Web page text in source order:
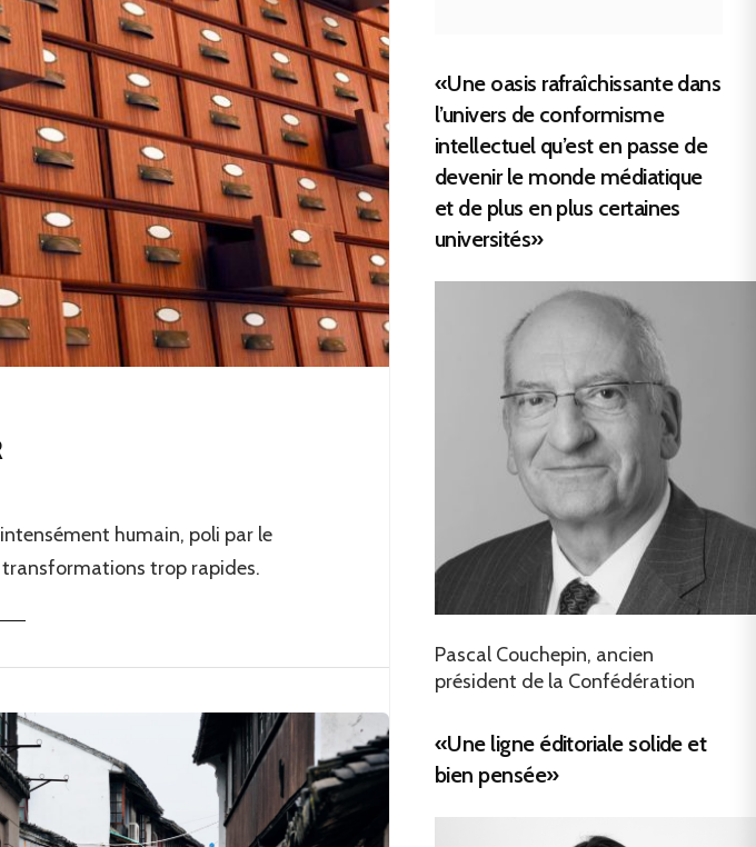
humain, poli par le
transformations trop rapides.
«Une oasis rafraîchissante dans
l’univers de conformisme
intellectuel qu’est en passe de
devenir le monde médiatique
et de plus en plus certaines
universités»
Pascal Couchepin, ancien
président de la Confédération
«Une ligne éditoriale solide et
bien pensée»